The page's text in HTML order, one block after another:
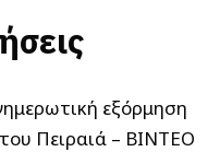
εξόρμηση
Πειραιά – ΒΙΝΤΕΟ